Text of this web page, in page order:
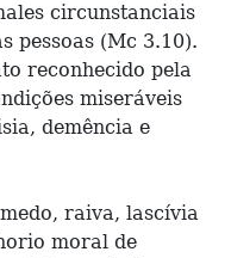
circunstanciais
pessoas (Mc 3.10).
reconhecido pela
miseráveis
demência e
raiva, lascívia
moral de